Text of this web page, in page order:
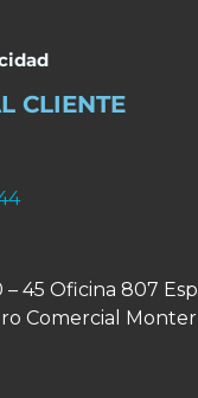
CLIENTE
45 Oficina 807
Comercial